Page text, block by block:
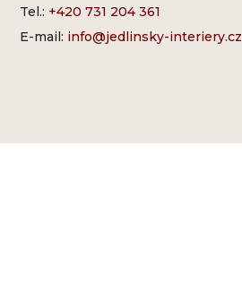
Tel.: +420 731 204 361
E-mail: info@jedlinsky-interiery.cz